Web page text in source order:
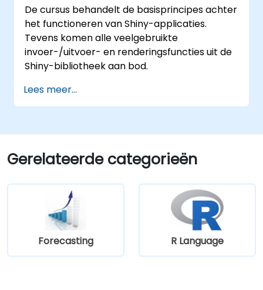
De cursus behandelt de basisprincipes achter
het functioneren van Shiny-applicaties.
Tevens komen alle veelgebruikte
invoer-/uitvoer- en renderingsfuncties uit de
Shiny-bibliotheek aan bod.
Lees meer...
Gerelateerde categorieën
Forecasting R Language